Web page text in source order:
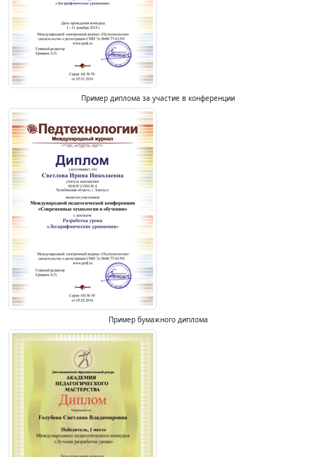
Пример диплома за участие в конференции
Пример бумажного диплома